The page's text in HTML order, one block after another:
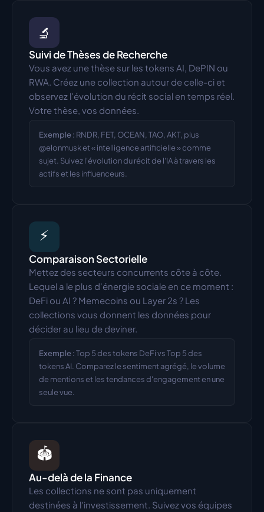
🔬
Suivi de Thèses de Recherche
Vous avez une thèse sur les tokens AI, DePIN ou
RWA. Créez une collection autour de celle-ci et
observez l'évolution du récit social en temps réel.
Votre thèse, vos données.
Exemple : RNDR, FET, OCEAN, TAO, AKT, plus
@elonmusk et « intelligence artificielle » comme
sujet. Suivez l'évolution du récit de l'IA à travers les
actifs et les influenceurs.
⚡
Comparaison Sectorielle
Mettez des secteurs concurrents côte à côte.
Lequel a le plus d'énergie sociale en ce moment :
DeFi ou AI ? Memecoins ou Layer 2s ? Les
collections vous donnent les données pour
décider au lieu de deviner.
Exemple :Top 5 des tokens DeFi vs Top 5 des
tokens AI. Comparez le sentiment agrégé, le volume
de mentions et les tendances d'engagement en une
seule vue.
🏟️
Au-delà de la Finance
Les collections ne sont pas uniquement
destinées à l'investissement. Suivez vos équipes